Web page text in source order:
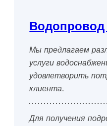
Мы предлагаем
услуги
удовлетворить
клиента.
Для получения